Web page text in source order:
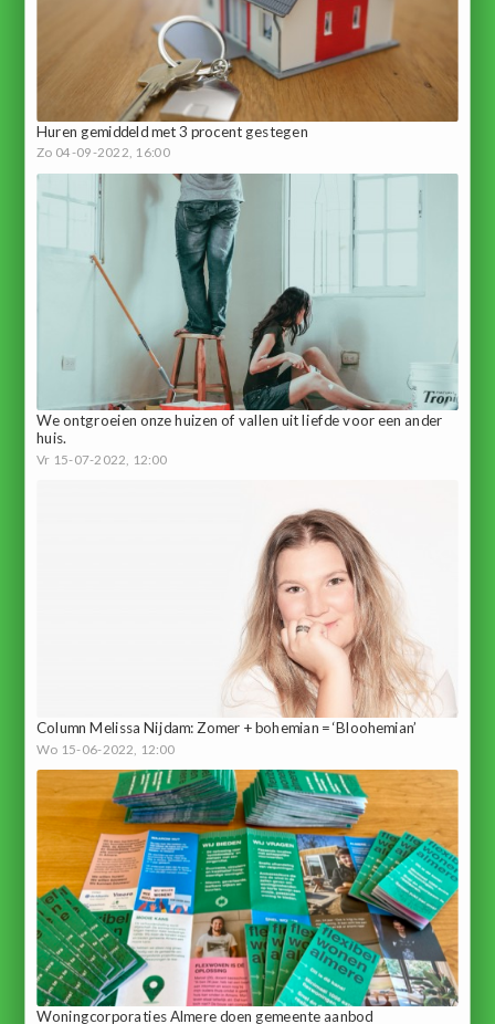
Huren gemiddeld met 3 procent gestegen
Zo 04-09-2022, 16:00
We ontgroeien onze huizen of vallen uit liefde voor een ander
huis.
Vr 15-07-2022, 12:00
Column Melissa Nijdam: Zomer + bohemian = ‘Bloohemian’
Wo 15-06-2022, 12:00
Woningcorporaties Almere doen gemeente aanbod